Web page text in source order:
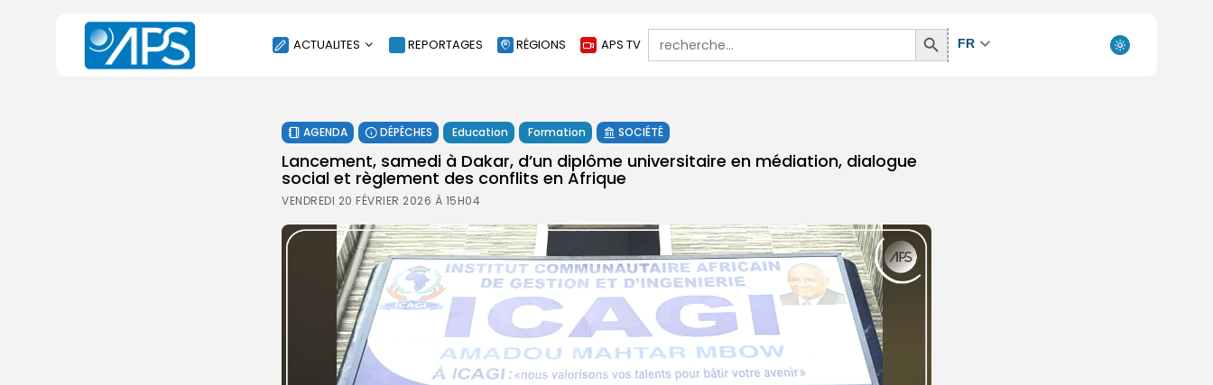
ACTUALITES
SOCIÉTÉ
ÉCONOMIE
CULTURE
ENVIRONNEMENT
INTERNATIONAL
REPORTAGES RÉGIONS APS TV
Search
for:
Search
Button
FR
AGENDA DÉPÊCHES Education Formation SOCIÉTÉ
Lancement, samedi à Dakar, d’un diplôme universitaire en médiation, dialogue
social et règlement des conflits en Afrique
VENDREDI 20 FÉVRIER 2026 À 15H04